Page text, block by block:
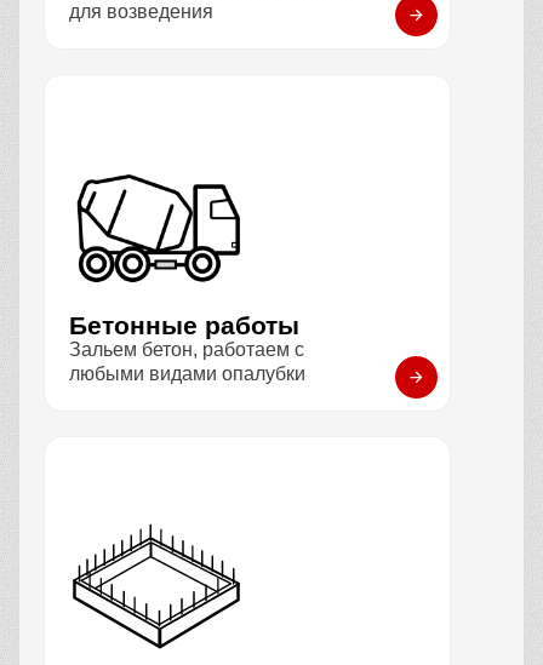
для возведения
Бетонные работы
Зальем бетон, работаем с
любыми видами опалубки